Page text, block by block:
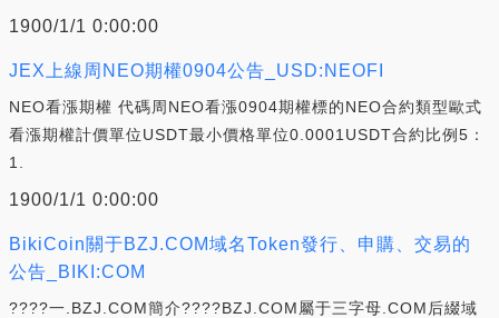
1900/1/1 0:00:00
JEX上線周NEO期權0904公告_USD:NEOFI
NEO看漲期權 代碼周NEO看漲0904期權標的NEO合約類型歐式
看漲期權計價單位USDT最小價格單位0.0001USDT合約比例5：
1.
1900/1/1 0:00:00
BikiCoin關于BZJ.COM域名Token發行、申購、交易的
公告_BIKI:COM
????一.BZJ.COM簡介????BZJ.COM屬于三字母.COM后綴域